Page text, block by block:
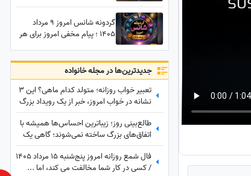
گردونه شانس امروز 9 مرداد
1405 ؛ پیام مخفی امروز برای هر
پیامی برات داره
جدید‌ترین‌ها در مجله خانواده
تعبیر خواب روزانه؛ متولد کدام ماهی؟ این 3
نشانه در خواب امروز، خبر از یک رویداد بزرگ
می‌دهند! / پنج‌شنبه 15 مرداد 1405
طالع‌بینی روز؛ زیباترین احساس‌ها همیشه با
اتفاق‌های بزرگ ساخته نمی‌شوند؛ گاهی یک
نگاه یا یک توجه کوتاه می‌تواند یک روز
معمولی را به خاطره‌ای خاص تبدیل کند /
پنج‌شنبه 15 مرداد 1405
فال شمع روزانه امروز پنج‌شنبه 15 مرداد 1405
/ کسی در کار شما مخالفت می کند، اما ...